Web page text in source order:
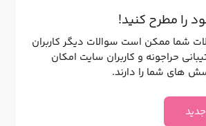
را مطرح کنید!
شما ممکن است سوالات دیگر کاربران
حراجونه و کاربران سایت امکان
های شما را دارند.